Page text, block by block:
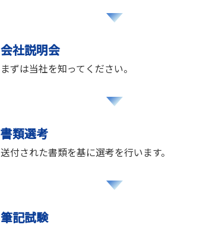
会社説明会
まずは当社を知ってください。
書類選考
送付された書類を基に選考を行います。
筆記試験